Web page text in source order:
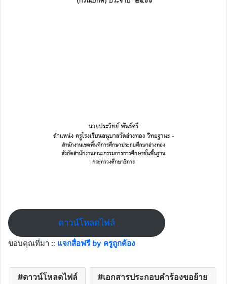
ดาวน์โหลดไฟล์
ขอบคุณที่มา :: แจกสื่อฟรี by ครูถูกต้อง
ดาวน์โหลดไฟล์ เอกสารประกอบคำร้องขอย้าย